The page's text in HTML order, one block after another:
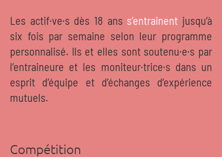
Les actif·ve·s dès 18 ans s’entrainent jusqu’à
six fois par semaine selon leur programme
personnalisé. Ils et elles sont soutenu·e·s par
l’entraineure et les moniteur·trice·s dans un
esprit d’équipe et d’échanges d’expérience
mutuels.
Compétition